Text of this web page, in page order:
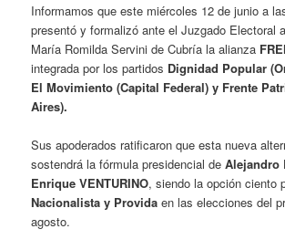
Informamos que este miércoles 12 de junio a
presentó y formalizó ante el Juzgado Electoral
María Romilda Servini de Cubría la alianza
integrada por los partidos Dignidad Popular
El Movimiento (Capital Federal) y Frente
Aires).
Sus apoderados ratificaron que esta nueva
sostendrá la fórmula presidencial deAlejandro
Enrique VENTURINO, siendo la opción ciento
Nacionalista y Provida en las elecciones del
agosto.